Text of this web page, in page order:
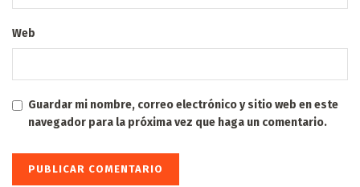
Web
Guardar mi nombre, correo electrónico y sitio web en este
navegador para la próxima vez que haga un comentario.